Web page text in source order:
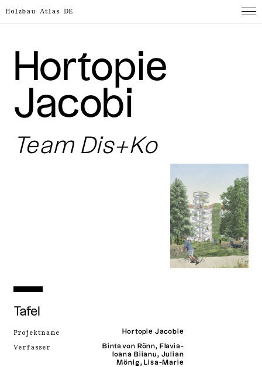
Holzbau Atlas DE
Hortopie
Jacobi
Team Dis+Ko
Tafel
Projektname Hortopie Jacobie
Verfasser
Binta von Rönn, Flavia-
Ioana Biianu, Julian
Mönig, Lisa-Marie